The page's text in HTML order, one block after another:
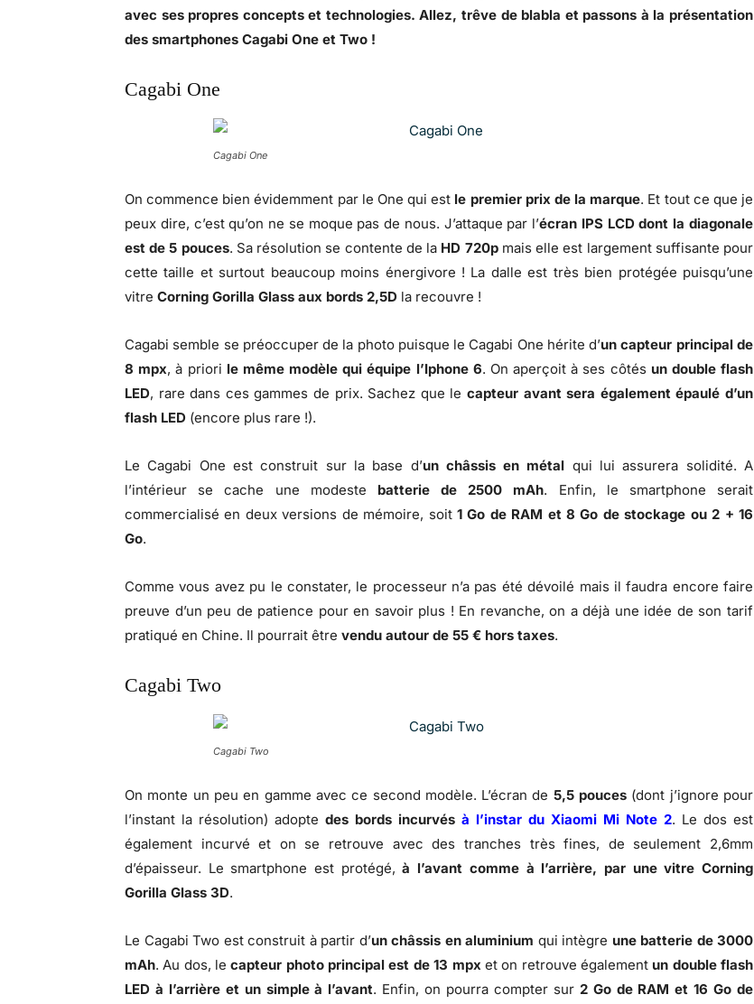
avec ses propres concepts et technologies. Allez, trêve de blabla et passons à la présentation
des smartphones Cagabi One et Two !
Cagabi One
Cagabi One
On commence bien évidemment par le One qui est le premier prix de la marque. Et tout ce que je
peux dire, c’est qu’on ne se moque pas de nous. J’attaque par l’écran IPS LCD dont la diagonale
est de 5 pouces. Sa résolution se contente de la HD 720pmais elle est largement suffisante pour
cette taille et surtout beaucoup moins énergivore ! La dalle est très bien protégée puisqu’une
vitre Corning Gorilla Glass aux bords 2,5D la recouvre !
Cagabi semble se préoccuper de la photo puisque le Cagabi One hérite d’un capteur principal de
8 mpx, à priori le même modèle qui équipe l’Iphone 6. On aperçoit à ses côtés un double flash
LED, rare dans ces gammes de prix. Sachez que le capteur avant sera également épaulé d’un
flash LED (encore plus rare !).
Le Cagabi One est construit sur la base d’un châssis en métal qui lui assurera solidité. A
l’intérieur se cache une modeste batterie de 2500 mAh. Enfin, le smartphone serait
commercialisé en deux versions de mémoire, soit 1 Go de RAM et 8 Go de stockage ou 2 + 16
Go.
Comme vous avez pu le constater, le processeur n’a pas été dévoilé mais il faudra encore faire
preuve d’un peu de patience pour en savoir plus ! En revanche, on a déjà une idée de son tarif
pratiqué en Chine. Il pourrait être vendu autour de 55 € hors taxes.
Cagabi Two
Cagabi Two
On monte un peu en gamme avec ce second modèle. L’écran de 5,5 pouces (dont j’ignore pour
l’instant la résolution) adopte des bords incurvés à l’instar du Xiaomi Mi Note 2. Le dos est
également incurvé et on se retrouve avec des tranches très fines, de seulement 2,6mm
d’épaisseur. Le smartphone est protégé,à l’avant comme à l’arrière, par une vitre Corning
Gorilla Glass 3D.
Le Cagabi Two est construit à partir d’un châssis en aluminium qui intègre une batterie de 3000
mAh. Au dos, lecapteur photo principal est de 13 mpxet on retrouve également un double flash
LED à l’arrière et un simple à l’avant. Enfin, on pourra compter sur 2 Go de RAM et 16 Go de